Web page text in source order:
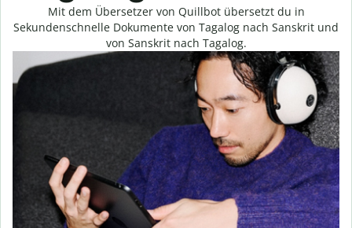
Mit dem Übersetzer von Quillbot übersetzt du in
Sekundenschnelle Dokumente von Tagalog nach Sanskrit und
von Sanskrit nach Tagalog.